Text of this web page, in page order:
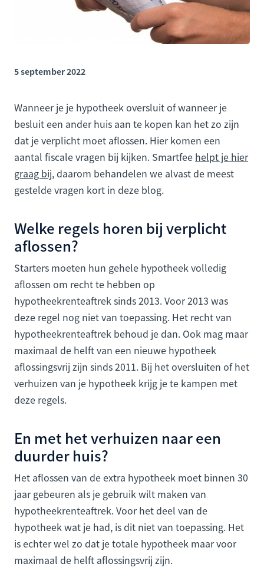
5 september 2022
Wanneer je je hypotheek oversluit of wanneer je
besluit een ander huis aan te kopen kan het zo zijn
dat je verplicht moet aflossen. Hier komen een
aantal fiscale vragen bij kijken. Smartfee helpt je hier
graag bij, daarom behandelen we alvast de meest
gestelde vragen kort in deze blog.
Welke regels horen bij verplicht
aflossen?
Starters moeten hun gehele hypotheek volledig
aflossen om recht te hebben op
hypotheekrenteaftrek sinds 2013. Voor 2013 was
deze regel nog niet van toepassing. Het recht van
hypotheekrenteaftrek behoud je dan. Ook mag maar
maximaal de helft van een nieuwe hypotheek
aflossingsvrij zijn sinds 2011. Bij het oversluiten of het
verhuizen van je hypotheek krijg je te kampen met
deze regels.
En met het verhuizen naar een
duurder huis?
Het aflossen van de extra hypotheek moet binnen 30
jaar gebeuren als je gebruik wilt maken van
hypotheekrenteaftrek. Voor het deel van de
hypotheek wat je had, is dit niet van toepassing. Het
is echter wel zo dat je totale hypotheek maar voor
maximaal de helft aflossingsvrij zijn.